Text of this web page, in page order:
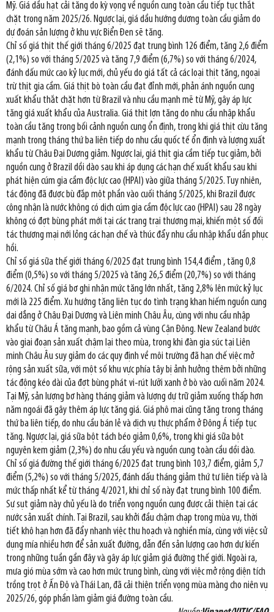
Mỹ. Giá dầu hạt cải tăng do kỳ vọng về nguồn cung toàn cầu tiếp tục thắt
chặt trong năm 2025/26. Ngược lại, giá dầu hướng dương toàn cầu giảm do
dự đoán sản lượng ở khu vực Biển Đen sẽ tăng.
Chỉ số giá thịt thế giới tháng 6/2025 đạt trung bình 126 điểm, tăng 2,6 điểm
(2,1%) so với tháng 5/2025 và tăng 7,9 điểm (6,7%) so với tháng 6/2024,
đánh dấu mức cao kỷ lục mới, chủ yếu do giá tất cả các loại thịt tăng, ngoại
trừ thịt gia cầm. Giá thịt bò toàn cầu đạt đỉnh mới, phản ánh nguồn cung
xuất khẩu thắt chặt hơn từ Brazil và nhu cầu mạnh mẽ từ Mỹ, gây áp lực
tăng giá xuất khẩu của Australia. Giá thịt lợn tăng do nhu cầu nhập khẩu
toàn cầu tăng trong bối cảnh nguồn cung ổn định, trong khi giá thịt cừu tăng
mạnh trong tháng thứ ba liên tiếp do nhu cầu quốc tế ổn định và lượng xuất
khẩu từ Châu Đại Dương giảm. Ngược lại, giá thịt gia cầm tiếp tục giảm, bởi
nguồn cung ở Brazil dồi dào sau khi áp dụng các hạn chế xuất khẩu sau khi
phát hiện cúm gia cầm độc lực cao (HPAI) vào giữa tháng 5/2025. Tuy nhiên,
tác động đã được bù đắp một phần vào cuối tháng 5/2025, khi Brazil được
công nhận là nước không có dịch cúm gia cầm độc lực cao (HPAI) sau 28 ngày
không có đợt bùng phát mới tại các trang trại thương mại, khiến một số đối
tác thương mại nới lỏng các hạn chế và thúc đẩy nhu cầu nhập khẩu dần phục
hồi.
Chỉ số giá sữa thế giới tháng 6/2025 đạt trung bình 154,4 điểm , tăng 0,8
điểm (0,5%) so với tháng 5/2025 và tăng 26,5 điểm (20,7%) so với tháng
6/2024. Chỉ số giá bơ ghi nhận mức tăng lớn nhất, tăng 2,8% lên mức kỷ lục
mới là 225 điểm. Xu hướng tăng liên tục do tình trạng khan hiếm nguồn cung
dai dẳng ở Châu Đại Dương và Liên minh Châu Âu, cùng với nhu cầu nhập
khẩu từ Châu Á tăng mạnh, bao gồm cả vùng Cận Đông. New Zealand bước
vào giai đoạn sản xuất chậm lại theo mùa, trong khi đàn gia súc tại Liên
minh Châu Âu suy giảm do các quy định về môi trường đã hạn chế việc mở
rộng sản xuất sữa, với một số khu vực phía tây bị ảnh hưởng thêm bởi những
tác động kéo dài của đợt bùng phát vi-rút lưỡi xanh ở bò vào cuối năm 2024.
Tại Mỹ, sản lượng bơ hàng tháng giảm và lượng dự trữ giảm xuống thấp hơn
năm ngoái đã gây thêm áp lực tăng giá. Giá phô mai cũng tăng trong tháng
thứ ba liên tiếp, do nhu cầu bán lẻ và dịch vụ thực phẩm ở Đông Á tiếp tục
tăng. Ngược lại, giá sữa bột tách béo giảm 0,6%, trong khi giá sữa bột
nguyên kem giảm (2,3%) do nhu cầu yếu và nguồn cung toàn cầu dồi dào.
Chỉ số giá đường thế giới tháng 6/2025 đạt trung bình 103,7 điểm, giảm 5,7
điểm (5,2%) so với tháng 5/2025, đánh dấu tháng giảm thứ tư liên tiếp và là
mức thấp nhất kể từ tháng 4/2021, khi chỉ số này đạt trung bình 100 điểm.
Sự sụt giảm này chủ yếu là do triển vọng nguồn cung được cải thiện tại các
nước sản xuất chính. Tại Brazil, sau khởi đầu chậm chạp trong mùa vụ, thời
tiết khô hạn hơn đã đẩy nhanh việc thu hoạch và nghiền mía, cùng với việc sử
dụng mía nhiều hơn để sản xuất đường, dẫn đến sản lượng cao hơn dự kiến
trong những tuần gần đây và gây áp lực giảm giá đường thế giới. Ngoài ra,
mưa gió mùa sớm và cao hơn mức trung bình, cùng với việc mở rộng diện tích
trồng trọt ở Ấn Độ và Thái Lan, đã cải thiện triển vọng mùa màng cho niên vụ
2025/26, góp phần làm giảm giá đường toàn cầu.